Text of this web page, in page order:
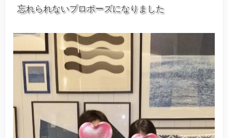
会社概要
一般のよくある質問
相談室からのよくある質問
忘れられないプロポーズになりました